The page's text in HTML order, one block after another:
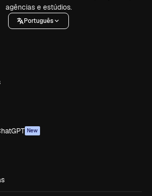
agências e estúdios.
Português
New